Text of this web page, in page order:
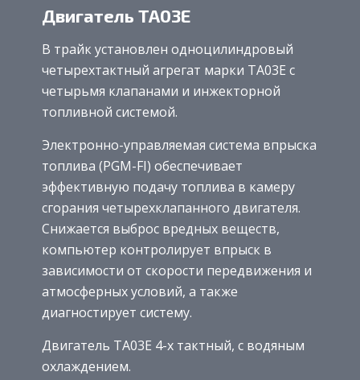
Двигатель TA03E
В трайк установлен одноцилиндровый
четырехтактный агрегат марки TA03E с
четырьмя клапанами и инжекторной
топливной системой.
Электронно-управляемая система впрыска
топлива (PGM-FI) обеспечивает
эффективную подачу топлива в камеру
сгорания четырехклапанного двигателя.
Снижается выброс вредных веществ,
компьютер контролирует впрыск в
зависимости от скорости передвижения и
атмосферных условий, а также
диагностирует систему.
Двигатель TA03E 4-х тактный, с водяным
охлаждением.